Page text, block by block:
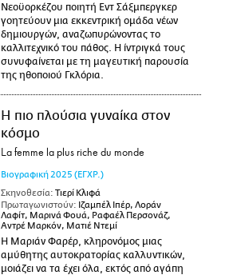
Νεοϋορκέζου ποιητή Εντ Σάξμπεργκερ
γοητεύουν μια εκκεντρική ομάδα νέων
δημιουργών, αναζωπυρώνοντας το
καλλιτεχνικό του πάθος. Η ίντριγκά τους
συνυφαίνεται με τη μαγευτική παρουσία
της ηθοποιού Γκλόρια.
Η πιο πλούσια γυναίκα στον
κόσμο
La femme la plus riche du monde
Βιογραφική 2025 (ΕΓΧΡ.)
Σκηνοθεσία: Τιερί Κλιφά
Πρωταγωνιστούν: Ιζαμπέλ Ιπέρ, Λοράν
Λαφίτ, Μαρινά Φουά, Ραφαέλ Περσονάζ,
Αντρέ Μαρκόν, Ματιέ Ντεμί
Η Μαριάν Φαρέρ, κληρονόμος μιας
αμύθητης αυτοκρατορίας καλλυντικών,
μοιάζει να τα έχει όλα, εκτός από αγάπη